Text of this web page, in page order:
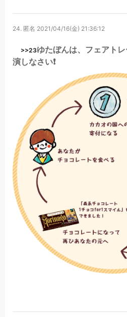
24. 匿名 2021/04/16(金) 21:36:12
>>23ゆたぼんは、フェアト
演しなさい❗